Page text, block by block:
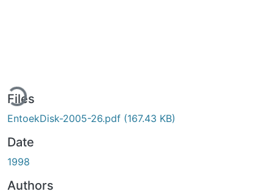
Files
EntoekDisk-2005-26.pdf (167.43 KB)
Date
1998
Authors